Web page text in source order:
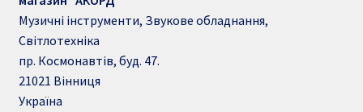
Музичні інструменти, Звукове обладнання,
Світлотехніка
пр. Космонавтів, буд. 47.
21021 Вінниця
Україна